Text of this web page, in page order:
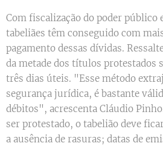
Com fiscalização do poder público
tabeliães têm conseguido com
pagamento dessas dívidas.
da metade dos títulos protestados
três dias úteis. "Esse método
segurança jurídica, é bastante
débitos", acrescenta Cláudio
ser protestado, o tabelião deve
a ausência de rasuras; datas de